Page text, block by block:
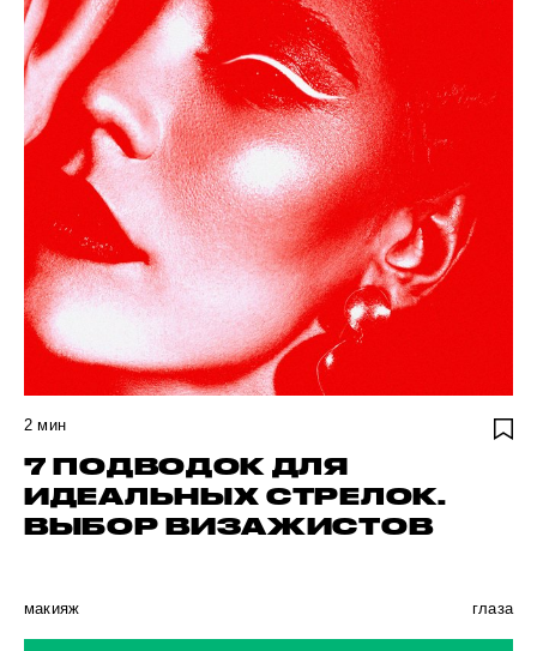
2 мин
7 ПОДВОДОК ДЛЯ
ИДЕАЛЬНЫХ СТРЕЛОК.
ВЫБОР ВИЗАЖИСТОВ
макияж глаза